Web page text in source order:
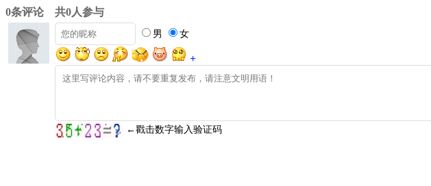
0条评论 共0人参与
男 女
+
←戳击数字输入验证码